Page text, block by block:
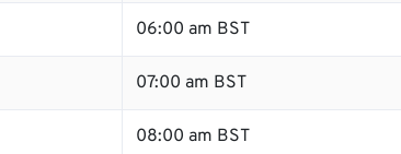
06:00 am BST
07:00 am BST
08:00 am BST